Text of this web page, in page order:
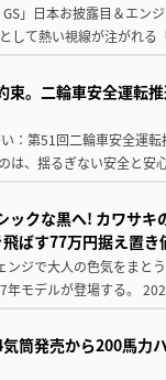
」日本お披露目＆エン
して熱い視線が注がれ
束。二輪車安全運転
：第51回二輪車安全運
は、揺るぎない安全と
ックな黒へ! カワサ
ばす77万円据え置き
ジで大人の色気をまと
年モデルが登場する。
気筒発売から200馬